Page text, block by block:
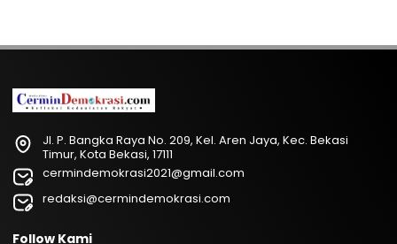
Jl. P. Bangka Raya No. 209, Kel. Aren Jaya, Kec. Bekasi
Timur, Kota Bekasi, 17111
cermindemokrasi2021@gmail.com
redaksi@cermindemokrasi.com
Follow Kami